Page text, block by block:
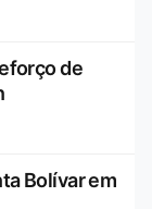
de
Bolívar em